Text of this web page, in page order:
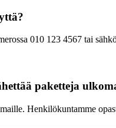
010 123 4567 tai
paketteja
Henkilökuntamme